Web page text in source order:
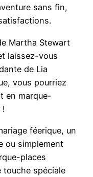
sans fin,
Martha Stewart
laissez-vous
de Lia
vous pourriez
en marque-
!
féerique, un
ou simplement
places
spéciale